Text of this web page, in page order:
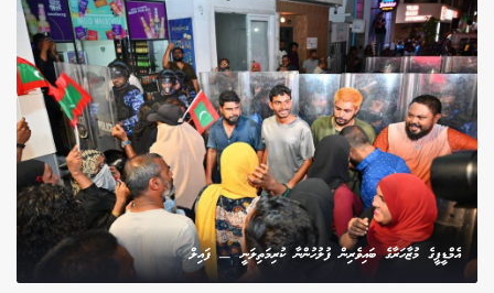
އެމްޑީޕީގެ މުޒާހަރާގެ ބައިވެރިން ފުލުހުންނާ ކުރިމަތިލަނީ — ފައިލް